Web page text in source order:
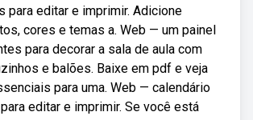
para editar e imprimir. Adicione
cores e temas a. Web — um painel
para decorar a sala de aula com
e balões. Baixe em pdf e veja
para uma. Web — calendário
editar e imprimir. Se você está